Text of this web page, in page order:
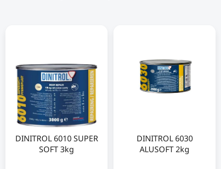
DINITROL 6010 SUPER
SOFT 3kg
DINITROL 6030
ALUSOFT 2kg